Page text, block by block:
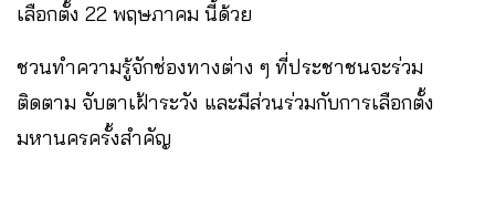
เลือกตั้ง 22 พฤษภาคม นี้ด้วย
ชวนทำความรู้จักช่องทางต่าง ๆ ที่ประชาชนจะร่วม
ติดตาม จับตาเฝ้าระวัง และมีส่วนร่วมกับการเลือกตั้ง
มหานครครั้งสำคัญ